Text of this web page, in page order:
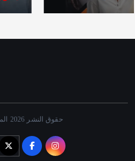
حقوق النشر 2026 المحرر 24